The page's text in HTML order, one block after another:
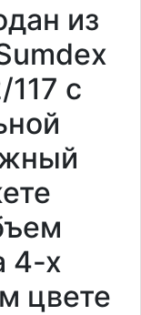
из
117 с
4-х
цвете